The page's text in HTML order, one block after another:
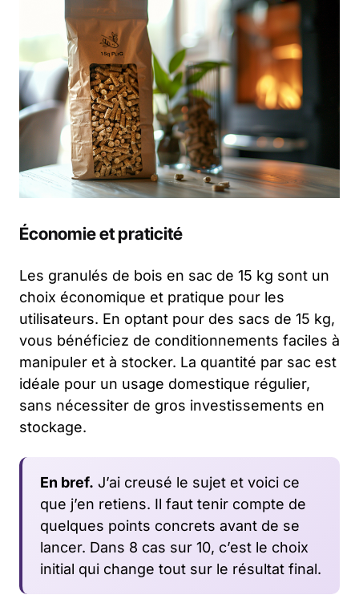
Économie et praticité
Les granulés de bois en sac de 15 kg sont un
choix économique et pratique pour les
utilisateurs. En optant pour des sacs de 15 kg,
vous bénéficiez de conditionnements faciles à
manipuler et à stocker. La quantité par sac est
idéale pour un usage domestique régulier,
sans nécessiter de gros investissements en
stockage.
En bref. J’ai creusé le sujet et voici ce
que j’en retiens. Il faut tenir compte de
quelques points concrets avant de se
lancer. Dans 8 cas sur 10, c’est le choix
initial qui change tout sur le résultat final.